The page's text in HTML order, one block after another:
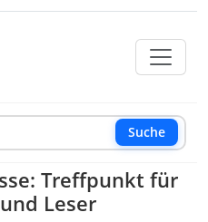
Suche
Treffpunkt für
Leser